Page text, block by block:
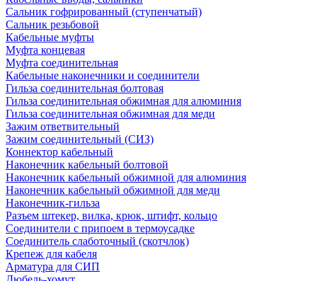
Сальник гофрированный (ступенчатый)
Сальник резьбовой
Кабельные муфты
Муфта концевая
Муфта соединительная
Кабельные наконечники и соединители
Гильза соединительная болтовая
Гильза соединительная обжимная для алюминия
Гильза соединительная обжимная для меди
Зажим ответвительный
Зажим соединительный (СИЗ)
Коннектор кабельный
Наконечник кабельный болтовой
Наконечник кабельный обжимной для алюминия
Наконечник кабельный обжимной для меди
Наконечник-гильза
Разъем штекер, вилка, крюк, штифт, кольцо
Соединители с припоем в термоусадке
Соединитель слаботочный (скотчлок)
Крепеж для кабеля
Арматура для СИП